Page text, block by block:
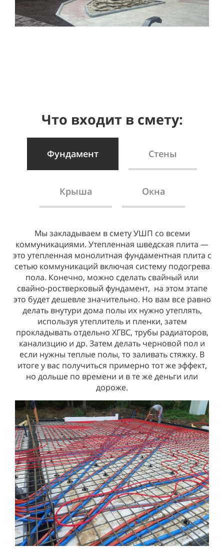
Что входит в смету:
Фундамент Стены
Крыша Окна
Мы закладываем в смету УШП со всеми
коммуникациями. Утепленная шведская плита —
это утепленная монолитная фундаментная плита с
сетью коммуникаций включая систему подогрева
пола. Конечно, можно сделать свайный или
свайно-ростверковый фундамент, на этом этапе
это будет дешевле значительно. Но вам все равно
делать внутури дома полы их нужно утеплять,
используя утеплитель и пленки, затем
прокладывать отдельно ХГВС, трубы радиаторов,
канализцию и др. Затем делать черновой пол и
если нужны теплые полы, то заливать стяжку. В
итоге у вас получиться примерно тот же эффект,
но дольше по времени и в те же деньги или
дороже.
Стены. В смете внешние стены минимум из
клееного бруса 185(H)х200 мм. Мы считаем не
целесообразно строить дом с внешними стенами
меньшего сечения в центральном и северном
регионах. Это оправдано с точки зрения затрат на
отопление. Внтуренние стены также из клееного
бруса и включены в стоимость теплого контура.
ОБСАДА
РАБОТА ПО МОНТАЖУ